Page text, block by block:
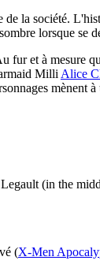
la société.
lorsque se
et à mesure
MilliAlice
(in the
(X-Men